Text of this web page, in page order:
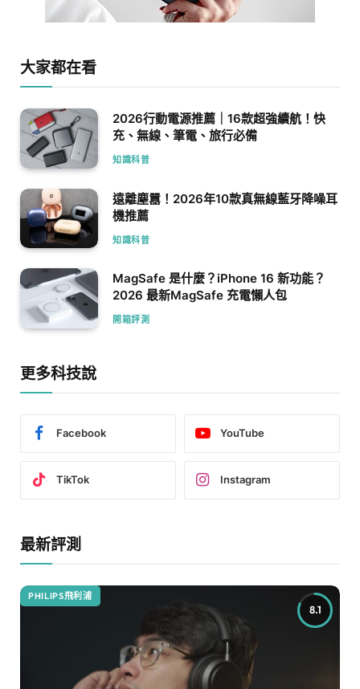
大家都在看
2026行動電源推薦｜16款超強續航！快
充、無線、筆電、旅行必備
知識科普
遠離塵囂！2026年10款真無線藍牙降噪耳
機推薦
知識科普
MagSafe 是什麼？iPhone 16 新功能？
2026 最新MagSafe 充電懶人包
開箱評測
更多科技說
Facebook YouTube
TikTok Instagram
最新評測
8.1
PHILIPS飛利浦